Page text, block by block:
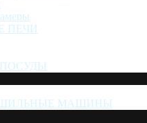
ПЕЧИ
МАШИНЫ